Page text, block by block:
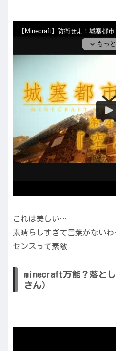
これは美しい…
素晴らしすぎて言葉がない
センスって素敵
minecraft万能？落と
さん）